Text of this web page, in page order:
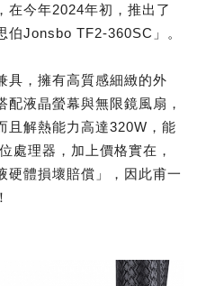
在今年2024年初，推出了
伯Jonsbo TF2-360SC」。
具，擁有高質感細緻的外
液晶螢幕與無限鏡風扇，
且解熱能力高達320W，能
處理器，加上價格實在，
硬體損壞賠償」，因此甫一